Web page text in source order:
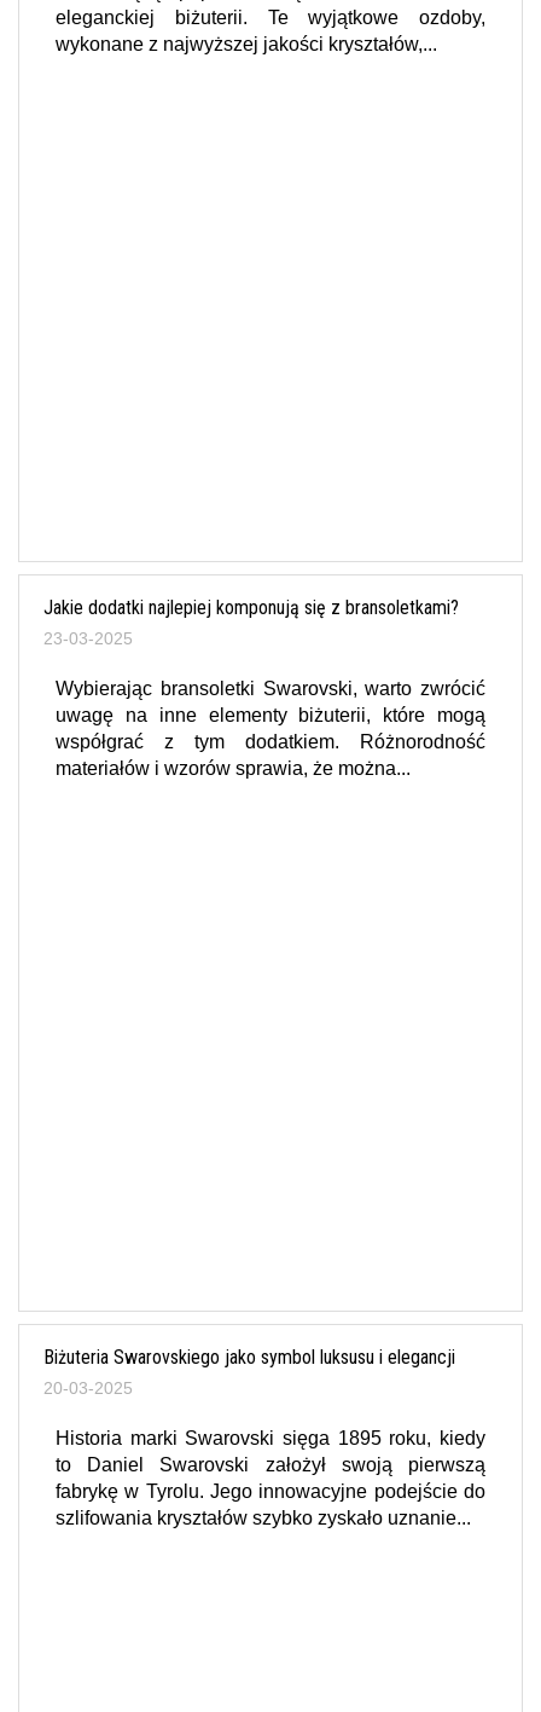
eleganckiej biżuterii. Te wyjątkowe ozdoby,
wykonane z najwyższej jakości kryształów,...
Jakie dodatki najlepiej komponują się z bransoletkami?
23-03-2025
Wybierając bransoletki Swarovski, warto zwrócić
uwagę na inne elementy biżuterii, które mogą
współgrać z tym dodatkiem. Różnorodność
materiałów i wzorów sprawia, że można...
Biżuteria Swarovskiego jako symbol luksusu i elegancji
20-03-2025
Historia marki Swarovski sięga 1895 roku, kiedy
to Daniel Swarovski założył swoją pierwszą
fabrykę w Tyrolu. Jego innowacyjne podejście do
szlifowania kryształów szybko zyskało uznanie...